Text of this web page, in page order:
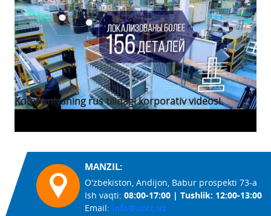
Kompaniyaning rus tilidagi korporativ videosi
MANZIL:
O'zbekiston, Andijon, Babur prospekti 73-a
Ish vaqti: 08:00-17:00 | Tushlik: 12:00-13:00
Email: info@uzcc.uz